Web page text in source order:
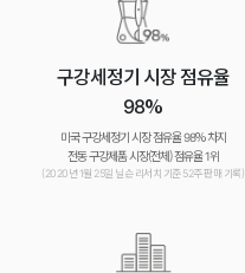
구강세정기 시장 점유율
98%
미국 구강세정기 시장 점유율 98% 차지
전동 구강제품 시장(전체) 점유율 1위
(2020년 1월 25일 닐슨 리서치 기준 52주 판매 기록)